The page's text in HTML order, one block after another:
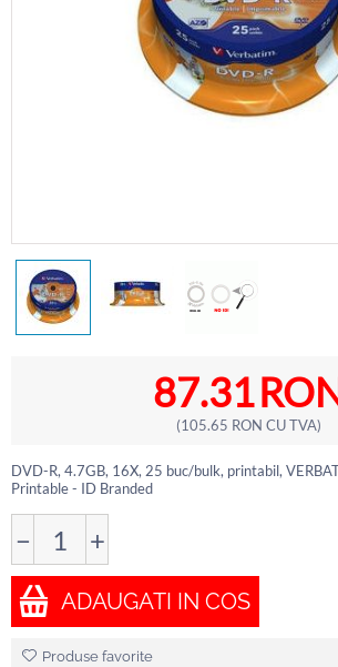
87.31
(105.65 RON CU TVA)
DVD-R, 4.7GB, 16X, 25 buc/bulk, printabil,
Printable - ID Branded
− +
ADAUGATI IN COS
Produse favorite